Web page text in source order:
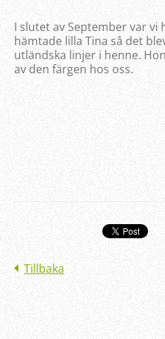
I slutet av September var vi
hämtade lilla Tina så det
utländska linjer i henne.
av den färgen hos oss.
Tillbaka